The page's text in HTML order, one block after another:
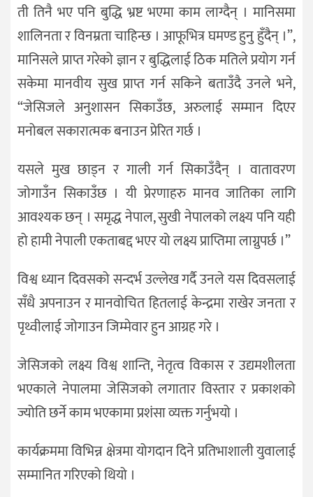
ती तिनै भए पनि बुद्धि भ्रष्ट भएमा काम लाग्दैन् । मानिसमा
शालिनता र विनम्रता चाहिन्छ । आफूभित्र घमण्ड हुनु हुँदैन् ।”,
मानिसले प्राप्त गरेको ज्ञान र बुद्धिलाई ठिक मतिले प्रयोग गर्न
सकेमा मानवीय सुख प्राप्त गर्न सकिने बताउँदै उनले भने,
“जेसिजले अनुशासन सिकाउँछ, अरुलाई सम्मान दिएर
मनोबल सकारात्मक बनाउन प्रेरित गर्छ ।
यसले मुख छाड्न र गाली गर्न सिकाउँदैन् । वातावरण
जोगाउँन सिकाउँछ । यी प्रेरणाहरु मानव जातिका लागि
आवश्यक छन् । समृद्ध नेपाल, सुखी नेपालको लक्ष्य पनि यही
हो हामी नेपाली एकताबद्द भएर यो लक्ष्य प्राप्तिमा लाग्नुपर्छ ।”
विश्व ध्यान दिवसको सन्दर्भ उल्लेख गर्दै उनले यस दिवसलाई
सँधै अपनाउन र मानवोचित हितलाई केन्द्रमा राखेर जनता र
पृथ्वीलाई जोगाउन जिम्मेवार हुन आग्रह गरे ।
जेसिजको लक्ष्य विश्व शान्ति, नेतृत्व विकास र उद्यमशीलता
भएकाले नेपालमा जेसिजको लगातार विस्तार र प्रकाशको
ज्योति छर्ने काम भएकामा प्रशंसा व्यक्त गर्नुभयो ।
कार्यक्रममा विभिन्न क्षेत्रमा योगदान दिने प्रतिभाशाली युवालाई
सम्मानित गरिएको थियो ।